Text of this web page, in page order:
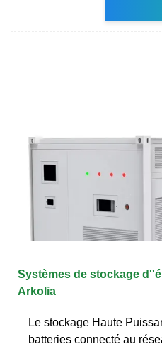
Systèmes de stockage
Arkolia
Le stockage Haute
batteries connecté au